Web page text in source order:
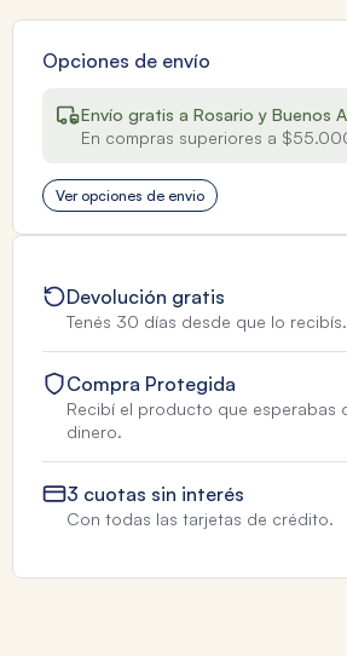
Opciones de envío
Envío gratis a Rosario y Buenos
En compras superiores a
Ver opciones de envio
Devolución gratis
Tenés 30 días desde que lo recibís.
Compra Protegida
Recibí el producto que esperabas
dinero.
3 cuotas sin interés
Con todas las tarjetas de crédito.